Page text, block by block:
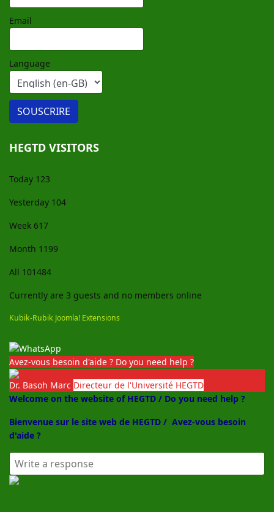
Email
Language
HEGTD VISITORS
Today 123
Yesterday 104
Week 617
Month 1199
All 101484
Currently are 3 guests and no members online
Kubik-Rubik Joomla! Extensions
Avez-vous besoin d'aide ? Do you need help ?
Dr. Basoh Marc Directeur de l'Université HEGTD
Welcome on the website of HEGTD / Do you need help ?
Bienvenue sur le site web de HEGTD / Avez-vous besoin
d'aide ?